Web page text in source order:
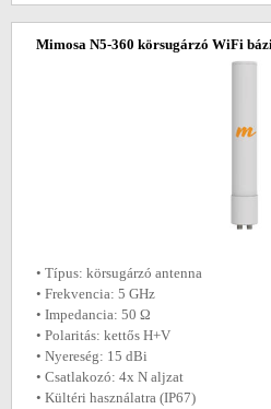
Mimosa N5-360 körsugárzó WiFi
• Típus: körsugárzó antenna
• Frekvencia: 5 GHz
• Impedancia: 50 Ω
• Polaritás: kettős H+V
• Nyereség: 15 dBi
• Csatlakozó: 4x N aljzat
• Kültéri használatra (IP67)